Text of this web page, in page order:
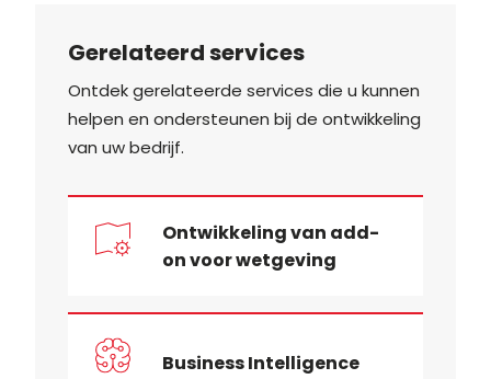
Gerelateerd services
Ontdek gerelateerde services die u kunnen
helpen en ondersteunen bij de ontwikkeling
van uw bedrijf.
Ontwikkeling van add-
on voor wetgeving
Business Intelligence